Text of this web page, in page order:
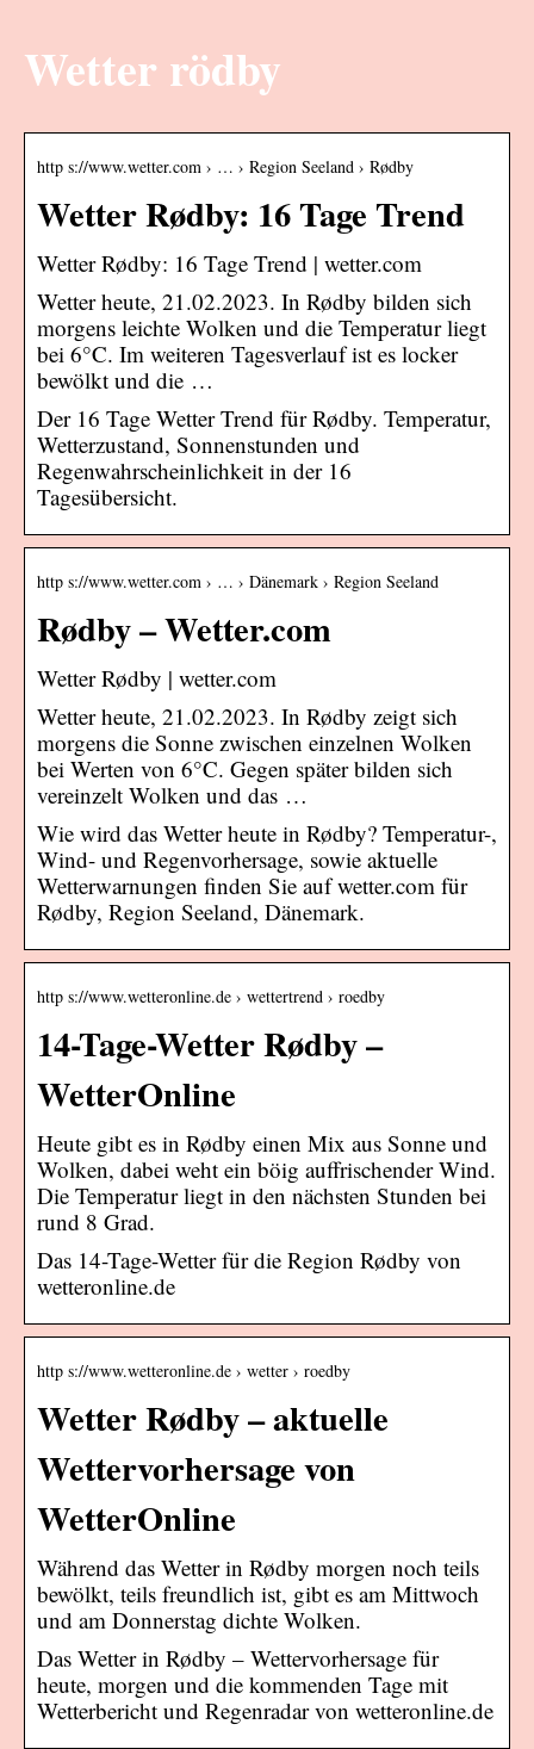
Wetter rödby
http s://www.wetter.com › … › Region Seeland › Rødby
Wetter Rødby: 16 Tage Trend
Wetter Rødby: 16 Tage Trend | wetter.com
Wetter heute, 21.02.2023. In Rødby bilden sich
morgens leichte Wolken und die Temperatur liegt
bei 6°C. Im weiteren Tagesverlauf ist es locker
bewölkt und die …
Der 16 Tage Wetter Trend für Rødby. Temperatur,
Wetterzustand, Sonnenstunden und
Regenwahrscheinlichkeit in der 16
Tagesübersicht.
http s://www.wetter.com › … › Dänemark › Region Seeland
Rødby – Wetter.com
Wetter Rødby | wetter.com
Wetter heute, 21.02.2023. In Rødby zeigt sich
morgens die Sonne zwischen einzelnen Wolken
bei Werten von 6°C. Gegen später bilden sich
vereinzelt Wolken und das …
Wie wird das Wetter heute in Rødby? Temperatur-,
Wind- und Regenvorhersage, sowie aktuelle
Wetterwarnungen finden Sie auf wetter.com für
Rødby, Region Seeland, Dänemark.
http s://www.wetteronline.de › wettertrend › roedby
14-Tage-Wetter Rødby –
WetterOnline
Heute gibt es in Rødby einen Mix aus Sonne und
Wolken, dabei weht ein böig auffrischender Wind.
Die Temperatur liegt in den nächsten Stunden bei
rund 8 Grad.
Das 14-Tage-Wetter für die Region Rødby von
wetteronline.de
http s://www.wetteronline.de › wetter › roedby
Wetter Rødby – aktuelle
Wettervorhersage von
WetterOnline
Während das Wetter in Rødby morgen noch teils
bewölkt, teils freundlich ist, gibt es am Mittwoch
und am Donnerstag dichte Wolken.
Das Wetter in Rødby – Wettervorhersage für
heute, morgen und die kommenden Tage mit
Wetterbericht und Regenradar von wetteronline.de